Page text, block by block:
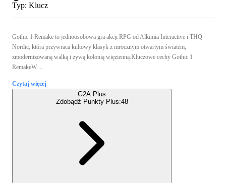
Typ: Klucz
Gothic 1 Remake to jednoosobowa gra akcji RPG od Alkimia Interactive i THQ
Nordic, która przywraca kultowy klasyk z mrocznym otwartym światem,
zmodernizowaną walką i żywą kolonią więzienną.Kluczowe cechy Gothic 1
RemakeW ...
Czytaj więcej
G2A Plus
Zdobądź Punkty Plus:48